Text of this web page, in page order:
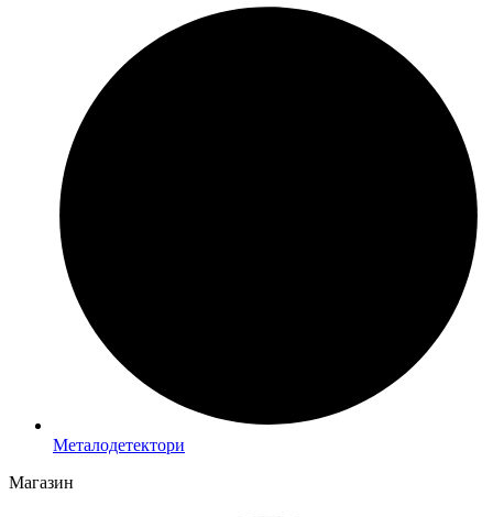
Металодетектори
Магазин